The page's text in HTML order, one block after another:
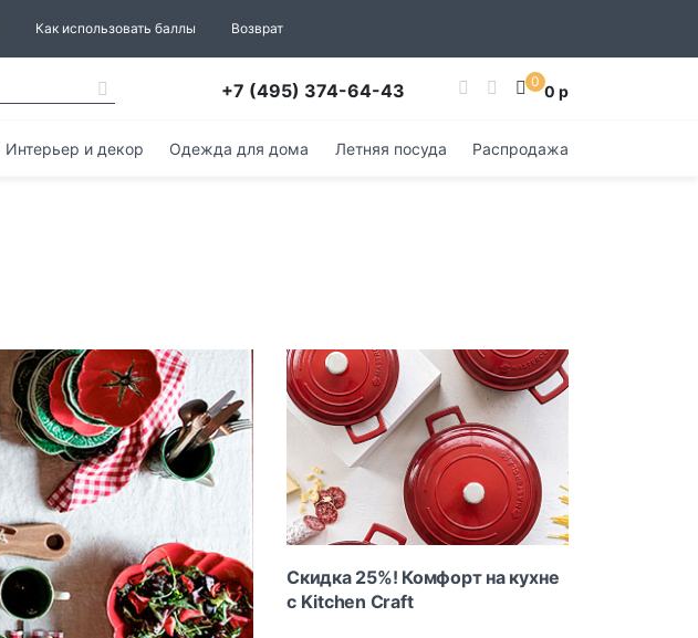
Как использовать баллы Возврат
+7 (495) 374-64-43 0 0 р
Интерьер и декор Одежда для дома Летняя посуда Распродажа
Скидка 25%! Комфорт на кухне
с Kitchen Craft